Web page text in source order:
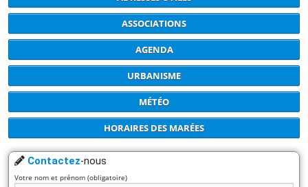
ASSOCIATIONS
AGENDA
URBANISME
MÉTÉO
HORAIRES DES MARÉES
Contactez-nous
Votre nom et prénom (obligatoire)